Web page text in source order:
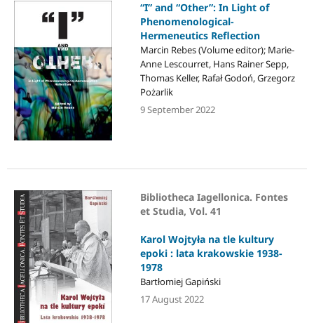
“I” and “Other”: In Light of
Phenomenological-
Hermeneutics Reflection
Marcin Rebes (Volume editor); Marie-
Anne Lescourret, Hans Rainer Sepp,
Thomas Keller, Rafał Godoń, Grzegorz
Pożarlik
9 September 2022
Bibliotheca Iagellonica. Fontes
et Studia, Vol. 41
Karol Wojtyła na tle kultury
epoki : lata krakowskie 1938-
1978
Bartłomiej Gapiński
17 August 2022